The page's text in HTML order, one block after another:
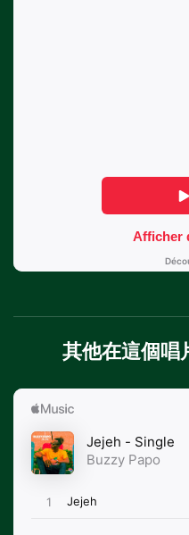
其他在這個唱